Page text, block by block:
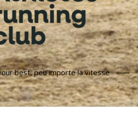
best, peu importe la vitesse